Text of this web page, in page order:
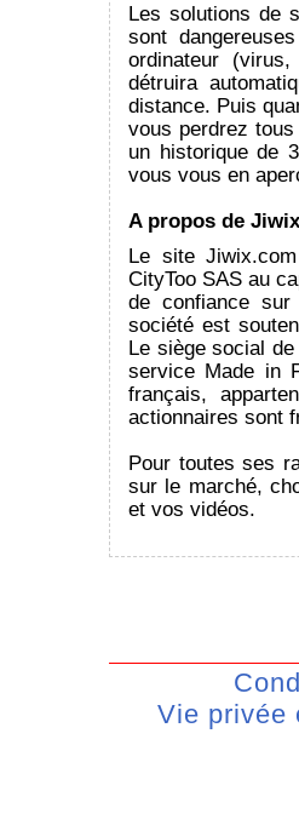
Les solutions de
sont
ordinateur
détruira
distance. Puis
vous perdrez
un historique de
vous vous en
A propos de Jiwix
Le site
CityToo SAS au
de confiance
société est
Le siège social
service Made in
français,
actionnaires sont
Pour toutes ses
sur le marché,
et vos vidéos.
Vie privée